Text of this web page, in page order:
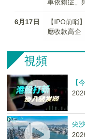
車依賴症」
6月17日
【IPO前哨
應收款高企
視頻
【
尖